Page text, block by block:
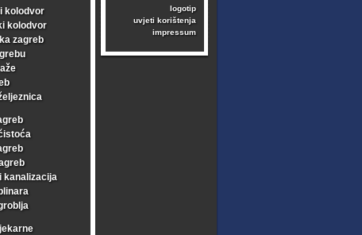
kolodvor
kolodvor
zagreb
kanalizacija
logotip
uvjeti korištenja
impressum